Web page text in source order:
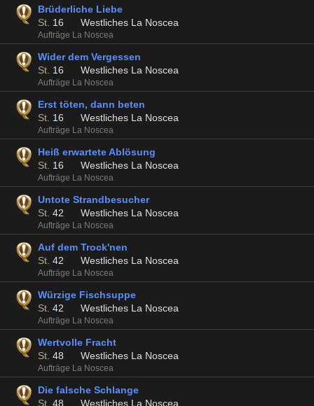
Brüderliche Liebe
St. 16 Westliches La Noscea
Aufträge La Noscea
Wider dem Vergessen
St. 16 Westliches La Noscea
Aufträge La Noscea
Erst töten, dann beten
St. 16 Westliches La Noscea
Aufträge La Noscea
Heiß erwartete Ablösung
St. 16 Westliches La Noscea
Aufträge La Noscea
Untote Strandbesucher
St. 42 Westliches La Noscea
Aufträge La Noscea
Auf dem Trock'nen
St. 42 Westliches La Noscea
Aufträge La Noscea
Würzige Fischsuppe
St. 42 Westliches La Noscea
Aufträge La Noscea
Wertvolle Fracht
St. 48 Westliches La Noscea
Aufträge La Noscea
Die falsche Schlange
St. 48 Westliches La Noscea